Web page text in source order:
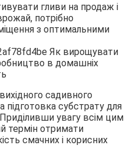
гливи на продаж і
потрібно
з оптимальними
садивного
підготовка субстрату для
увагу всім цим
термін отримати
смачних і корисних